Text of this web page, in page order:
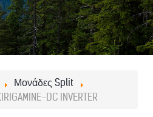
Μονάδες Split
DC INVERTER